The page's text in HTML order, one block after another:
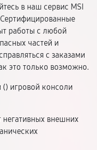
в наш сервис MSI
работы с любой
частей и
с заказами
это только возможно.
() игровой консоли
негативных внешних